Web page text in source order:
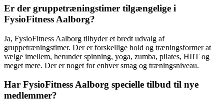
Er der gruppetræningstimer tilgængelige i
FysioFitness Aalborg?
Ja, FysioFitness Aalborg tilbyder et bredt udvalg af
gruppetræningstimer. Der er forskellige hold og træningsformer at
vælge imellem, herunder spinning, yoga, zumba, pilates, HIIT og
meget mere. Der er noget for enhver smag og træningsniveau.
Har FysioFitness Aalborg specielle tilbud til nye
medlemmer?